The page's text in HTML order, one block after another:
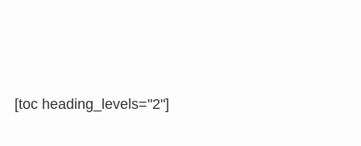
[toc heading_levels="2"]